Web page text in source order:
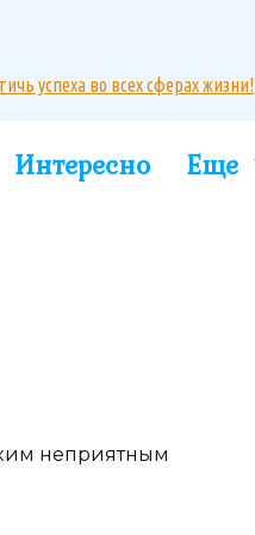
успеха во всех сферах жизни!
Интересно Еще
неприятным